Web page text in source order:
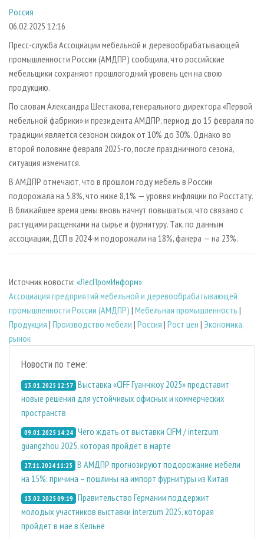
СУШКА ДРЕВЕСИНЫ
ПРОИЗВОДСТВО ДРЕВЕСНЫХ ПЛИТ
ДЕРЕВЯННОЕ ДОМОСТРОЕНИЕ
ПРОИЗВОДСТВО МЕБЕЛИ
БИОЭНЕРГЕТИКА
ЦБП
ИНСТРУМЕНТ И МАТЕРИАЛЫ
ПЕРСОНЫ
МОБИЛЬНЫЕ ВЫСТАВКИ
ОФИЦИАЛЬНЫЕ ДЕЛЕГАЦИИ
ПРИОРИТЕТНЫЕ ИНВЕСТПРОЕКТЫ
RUSSIAN FORESTRY REVIEW
ГАЗЕТА ЛЕСПРОМФОРУМ
БИБЛИОТЕКА СПЕЦИАЛИСТА
КОНТАКТЫ
РЕКЛАМОДАТЕЛЯМ
РЕКЛАМА
РЕКЛАМА НА САЙТЕ
Россия
06.02.2025 12:16
Пресс-служба Ассоциации мебельной и деревообрабатывающей
промышленности России (АМДПР) сообщила, что российские
мебельщики сохраняют прошлогодний уровень цен на свою
продукцию.
По словам Александра Шестакова, генерального директора «Первой
мебельной фабрики» и президента АМДПР, период до 15 февраля по
традиции является сезоном скидок от 10% до 30%. Однако во
второй половине февраля 2025-го, после праздничного сезона,
ситуация изменится.
В АМДПР отмечают, что в прошлом году мебель в России
подорожала на 5,8%, что ниже 8,1% — уровня инфляции по Росстату.
В ближайшее время цены вновь начнут повышаться, что связано с
растущими расценками на сырье и фурнитуру. Так, по данным
ассоциации, ДСП в 2024-м подорожали на 18%, фанера — на 23%.
Источник новости: «ЛесПромИнформ»
Ассоциация предприятий мебельной и деревообрабатывающей
промышленности России (АМДПР) | Мебельная промышленность |
Продукция | Производство мебели | Россия | Рост цен | Экономика,
рынок
Новости по теме:
13.01.2025 12:57 Выставка «CIFF Гуанчжоу 2025» представит
новые решения для устойчивых офисных и коммерческих
пространств
09.01.2025 14:24 Чего ждать от выставки CIFM / interzum
guangzhou 2025, которая пройдет в марте
27.11.2024 11:25 В АМДПР прогнозируют подорожание мебели
на 15%: причина – пошлины на импорт фурнитуры из Китая
13.02.2025 09:19 Правительство Германии поддержит
молодых участников выставки interzum 2025, которая
пройдет в мае в Кельне